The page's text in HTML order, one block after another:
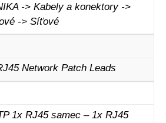
-> Kabely a konektory ->
-> Síťové
Network Patch Leads
1x RJ45 samec – 1x RJ45